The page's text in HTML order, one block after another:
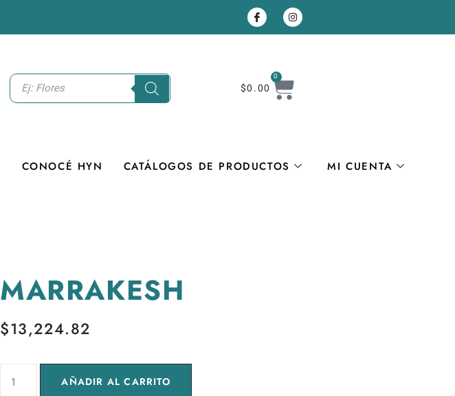
$0.00
0
CONOCÉ HYN CATÁLOGOS DE PRODUCTOS MI CUENTA
MARRAKESH
$13,224.82
AÑADIR AL CARRITO